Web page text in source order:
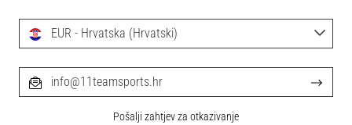
EUR - Hrvatska (Hrvatski)
info@11teamsports.hr
Pošalji zahtjev za otkazivanje